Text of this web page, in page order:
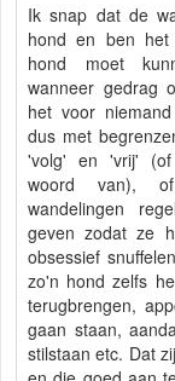
Ik snap dat de
hond en ben
hond moet
wanneer gedrag
het voor
dus met
'volg' en 'vrij'
woord van),
wandelingen
geven zodat ze
obsessief
zo'n hond zelfs
terugbrengen,
gaan staan,
stilstaan etc. Dat